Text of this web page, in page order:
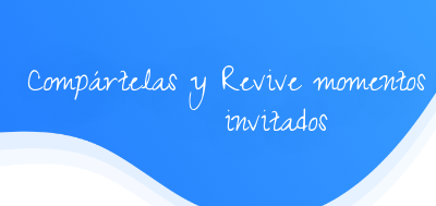
Compártelas y Revive momentos
invitados